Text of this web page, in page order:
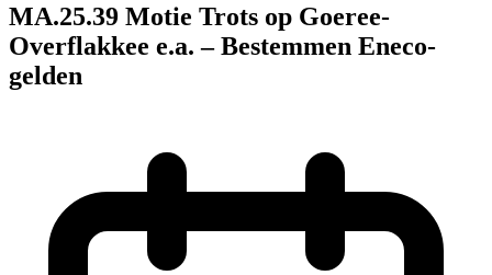
MA.25.39 Motie Trots op Goeree-
Overflakkee e.a. – Bestemmen Eneco-
gelden